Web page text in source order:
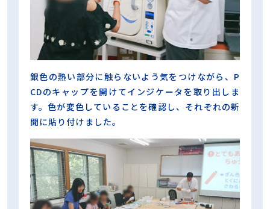
銀色の熱い部分に触らないよう気をつけながら、P
CDのキャップを開けてインジケータを取り出しま
す。色が変色していることを確認し、それぞれの新
聞に貼り付けました。